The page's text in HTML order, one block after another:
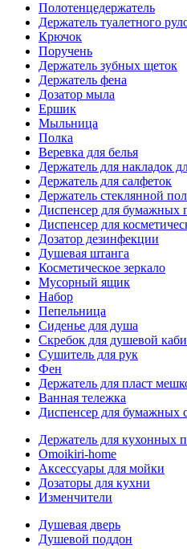
Полотенцедержатель
Держатель туалетного
Крючок
Поручень
Держатель зубных щеток
Держатель фена
Дозатор мыла
Eршик
Мыльница
Полка
Веревка для белья
Держатель для накладок
Держатель для салфеток
Держатель стеклянной
Диспенсер для бумажных
Диспенсер для
Дозатор дезинфекции
Душевая штанга
Косметическое зеркало
Мусорный ящик
Набор
Пепельница
Сиденье для душа
Скребок для душевой
Сушитель для рук
Фен
Держатель для пласт
Ванная тележка
Диспенсер для бумажных
Держатель для кухонных
Omoikiri-home
Аксессуары для мойки
Дозаторы для кухни
Изменчители
Душевая дверь
Душевой поддон